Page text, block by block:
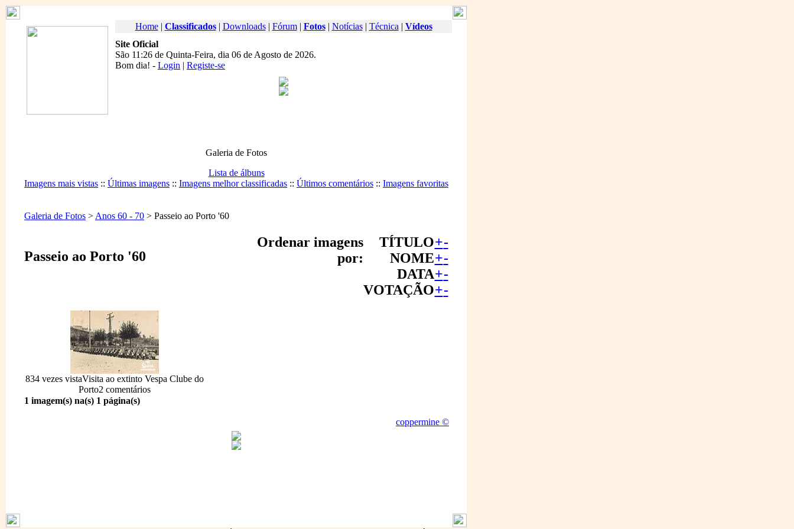
Home| Classificados| Downloads| Fórum| Fotos| Notícias| Técnica | Vídeos
Site Oficial
São 11:26 de Quinta-Feira, dia 06 de Agosto de 2026.
Bom dia! - Login | Registe-se
Galeria de Fotos
Lista de álbuns
Imagens mais vistas :: Últimas imagens :: Imagens melhor classificadas :: Últimos comentários :: Imagens favoritas
Galeria de Fotos > Anos 60 - 70 > Passeio ao Porto '60
Passeio ao Porto '60
Ordenar imagens
por:
TÍTULO+-
NOME+-
DATA+-
VOTAÇÃO+-
834 vezes vistaVisita ao extinto Vespa Clube do
Porto2 comentários
1 imagem(s) na(s) 1 página(s)
coppermine ©